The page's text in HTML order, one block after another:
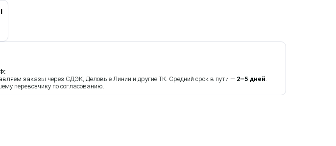
заказы через СДЭК, Деловые Линии и другие ТК. Средний срок в пути — 2–5 дней.
перевозчику по согласованию.